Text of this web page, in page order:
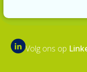
LinkedIn
Volg ons op